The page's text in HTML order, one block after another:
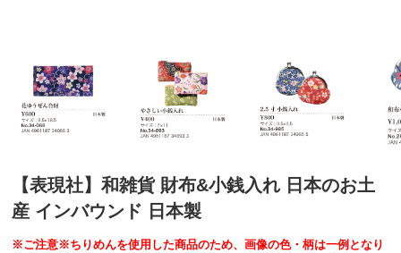
【表現社】和雑貨 財布&小銭入れ 日本のお土
産 インバウンド 日本製
※ご注意※ちりめんを使用した商品のため、画像の色・柄は一例となり